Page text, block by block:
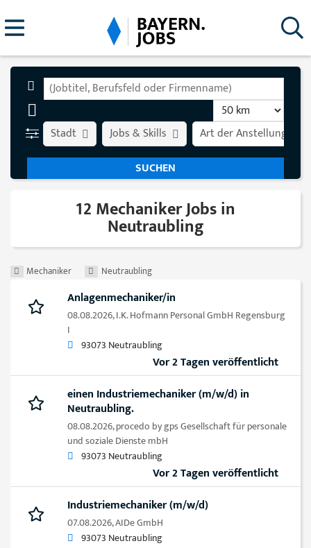
Stadt Art der Anstellung
Jobs & Skills
12 Mechaniker Jobs in
Neutraubling
Mechaniker Neutraubling
Anlagenmechaniker/in
08.08.2026,I.K. Hofmann Personal GmbH Regensburg
I
93073 Neutraubling
Vor 2 Tagen veröffentlicht
einen Industriemechaniker (m/w/d) in
Neutraubling.
08.08.2026,procedo by gps Gesellschaft für personale
und soziale Dienste mbH
93073 Neutraubling
Vor 2 Tagen veröffentlicht
Industriemechaniker (m/w/d)
07.08.2026,AIDe GmbH
93073 Neutraubling